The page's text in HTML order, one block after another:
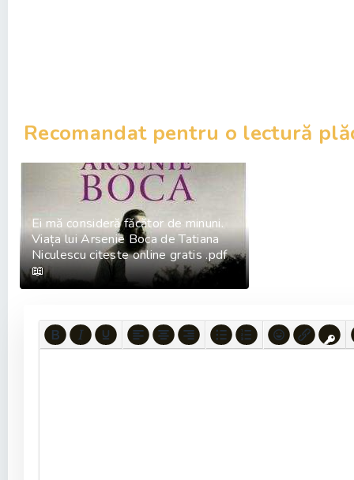
Recomandat pentru o lectură
Ei mă consideră făcător de minuni.
Viața lui Arsenie Boca de Tatiana
Niculescu citeste online gratis .pdf
📖